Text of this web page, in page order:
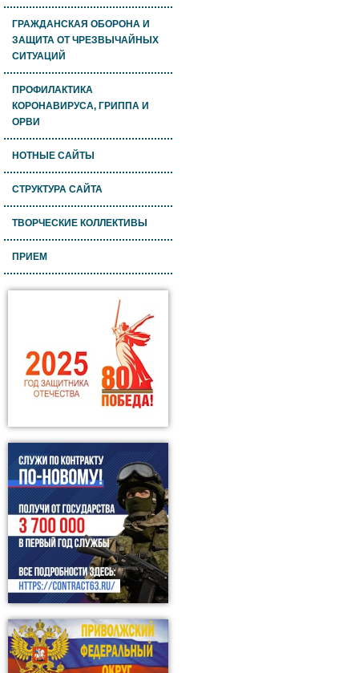
ГРАЖДАНСКАЯ ОБОРОНА И
ЗАЩИТА ОТ ЧРЕЗВЫЧАЙНЫХ
СИТУАЦИЙ
ПРОФИЛАКТИКА
КОРОНАВИРУСА, ГРИППА И
ОРВИ
НОТНЫЕ САЙТЫ
СТРУКТУРА САЙТА
ТВОРЧЕСКИЕ КОЛЛЕКТИВЫ
ПРИЕМ